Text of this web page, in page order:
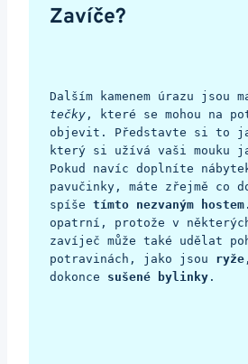
Zavíče?
Dalším kamenem úrazu jsou
tečky, které se mohou na
objevit. Představte si to
který si užívá vaši mouku
Pokud navíc doplníte
pavučinky, máte zřejmě co
spíše tímto nezvaným hostem
opatrní, protože v
zavíječ může také udělat
potravinách, jako jsou ryže
dokonce sušené bylinky.